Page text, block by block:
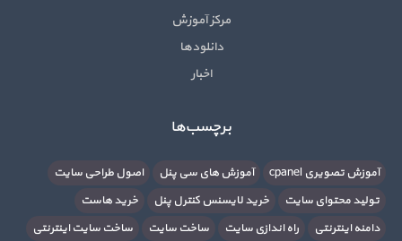
مرکز آموزش
دانلودها
اخبار
برچسب‌ها
آموزش تصویری cpanel آموزش های سی پنل
اصول طراحی سایت
تولید محتوای سایت
خرید لایسنس کنترل پنل
خرید هاست
دامنه اینترنتی
راه اندازی سایت ساخت سایت ساخت سایت اینترنتی